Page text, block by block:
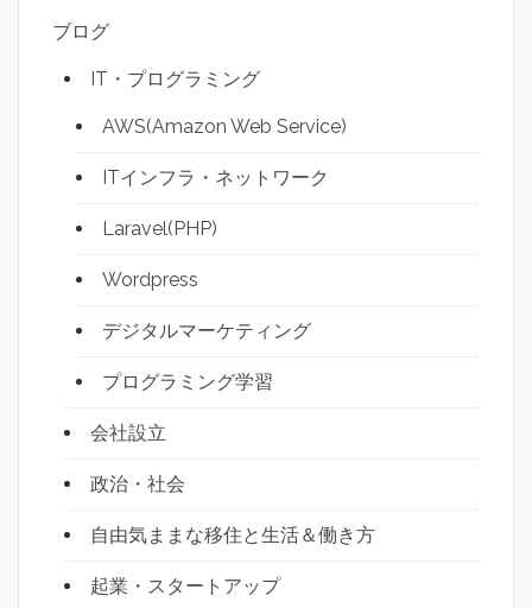
ブログ
IT・プログラミング
AWS(Amazon Web Service)
ITインフラ・ネットワーク
Laravel(PHP)
Wordpress
デジタルマーケティング
プログラミング学習
会社設立
政治・社会
自由気ままな移住と生活＆働き方
起業・スタートアップ